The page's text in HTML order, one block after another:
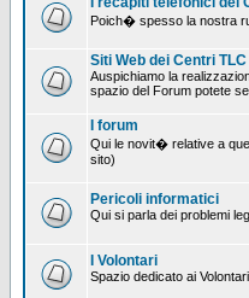
Poich� spesso la nostra
Siti Web dei Centri TLC
Auspichiamo la
spazio del Forum potete
I forum
Qui le novit� relative a
sito)
Pericoli informatici
Qui si parla dei problemi
I Volontari
Spazio dedicato ai